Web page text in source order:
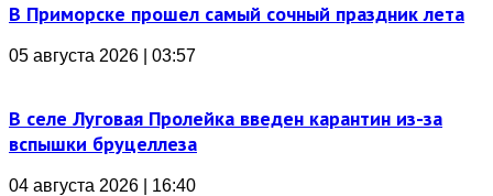
В Приморске прошел самый сочный праздник лета
05 августа 2026 | 03:57
В селе Луговая Пролейка введен карантин из-за
вспышки бруцеллеза
04 августа 2026 | 16:40